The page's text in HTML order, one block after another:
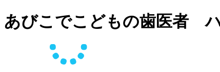
あびこでこどもの歯医者